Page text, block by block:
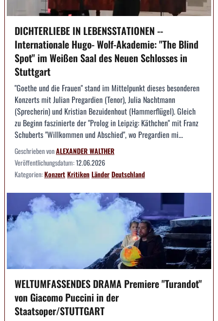
DICHTERLIEBE IN LEBENSSTATIONEN --
Internationale Hugo- Wolf-Akademie: "The Blind
Spot" im Weißen Saal des Neuen Schlosses in
Stuttgart
"Goethe und die Frauen" stand im Mittelpunkt dieses besonderen
Konzerts mit Julian Pregardien (Tenor), Julia Nachtmann
(Sprecherin) und Kristian Bezuidenhout (Hammerflügel). Gleich
zu Beginn faszinierte der "Prolog in Leipzig: Käthchen" mit Franz
Schuberts "Willkommen und Abschied", wo Pregardien mi...
Geschrieben vonALEXANDER WALTHER
Veröffentlichungsdatum:12.06.2026
Kategorien:KonzertKritikenLänderDeutschland
WELTUMFASSENDES DRAMA Premiere "Turandot"
von Giacomo Puccini in der
Staatsoper/STUTTGART